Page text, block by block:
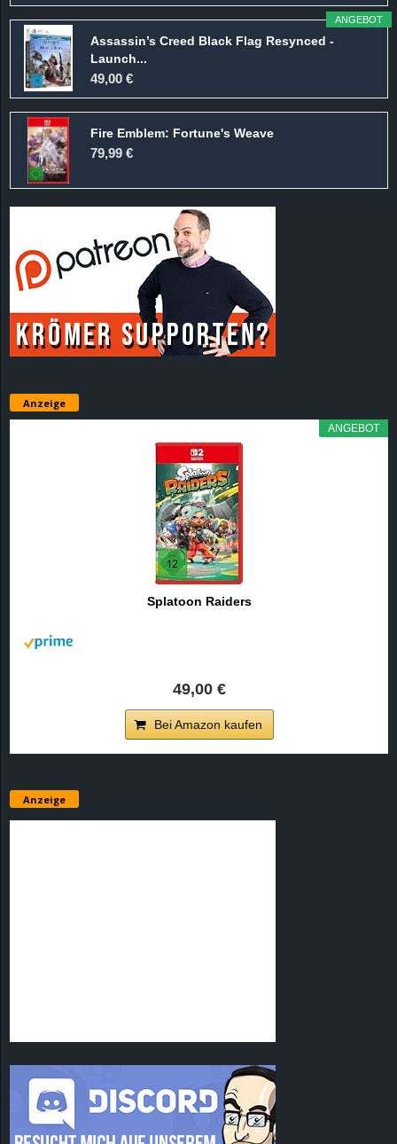
ANGEBOT
Assassin’s Creed Black Flag Resynced -
Launch...
49,00 €
Fire Emblem: Fortune's Weave
79,99 €
Anzeige
ANGEBOT
Splatoon Raiders
49,00 €
Bei Amazon kaufen
Anzeige